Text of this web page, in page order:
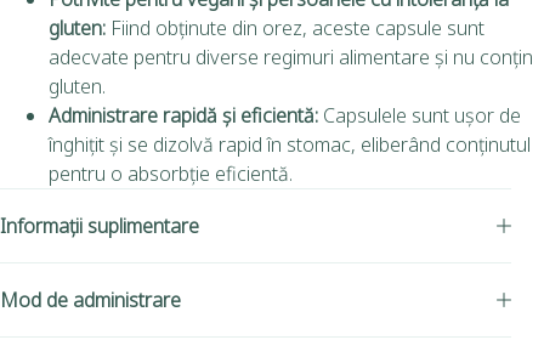
gluten: Fiind obținute din orez, aceste capsule sunt
adecvate pentru diverse regimuri alimentare și nu conțin
gluten.
Administrare rapidă și eficientă: Capsulele sunt ușor de
înghițit și se dizolvă rapid în stomac, eliberând conținutul
pentru o absorbție eficientă.
Informații suplimentare
Mod de administrare